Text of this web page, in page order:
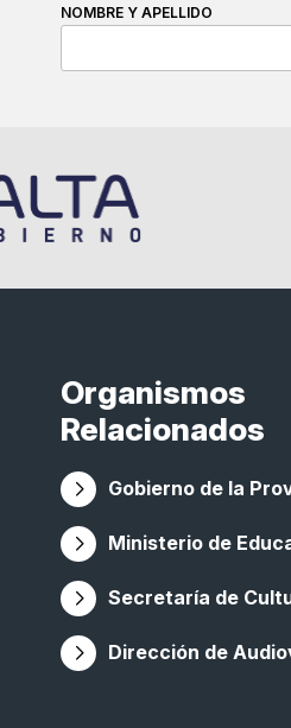
NOMBRE Y APELLIDO
Organismos
Relacionados
Gobierno de la
Ministerio de
Secretaría de
Dirección de